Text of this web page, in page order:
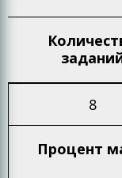
8
Процент